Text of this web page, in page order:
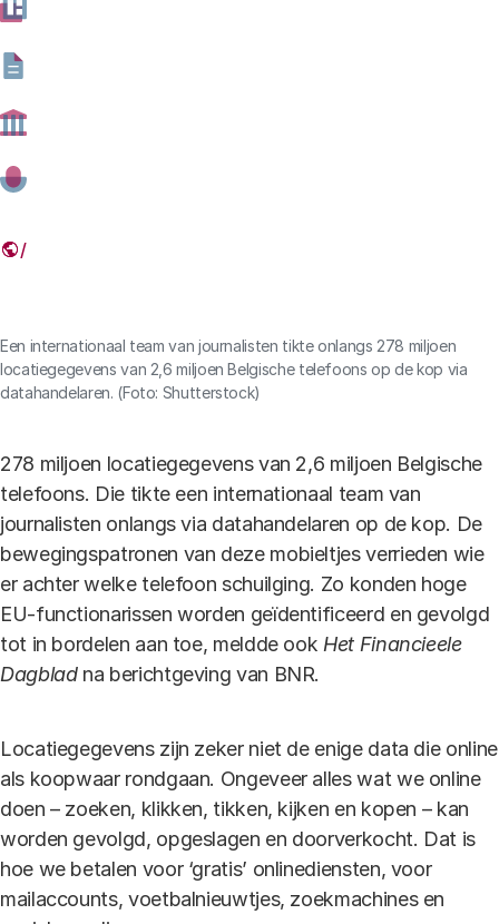
22 JANUARI 2026
Een internationaal team van journalisten tikte onlangs 278 miljoen
locatiegegevens van 2,6 miljoen Belgische telefoons op de kop via
datahandelaren. (Foto: Shutterstock)
278 miljoen locatiegegevens van 2,6 miljoen Belgische
telefoons. Die tikte een internationaal team van
journalisten onlangs via datahandelaren op de kop. De
bewegingspatronen van deze mobieltjes verrieden wie
er achter welke telefoon schuilging. Zo konden hoge
EU-functionarissen worden geïdentificeerd en gevolgd
tot in bordelen aan toe, meldde ook Het Financieele
Dagblad na berichtgeving van BNR.
Locatiegegevens zijn zeker niet de enige data die online
als koopwaar rondgaan. Ongeveer alles wat we online
doen – zoeken, klikken, tikken, kijken en kopen – kan
worden gevolgd, opgeslagen en doorverkocht. Dat is
hoe we betalen voor ‘gratis’ onlinediensten, voor
mailaccounts, voetbalnieuwtjes, zoekmachines en